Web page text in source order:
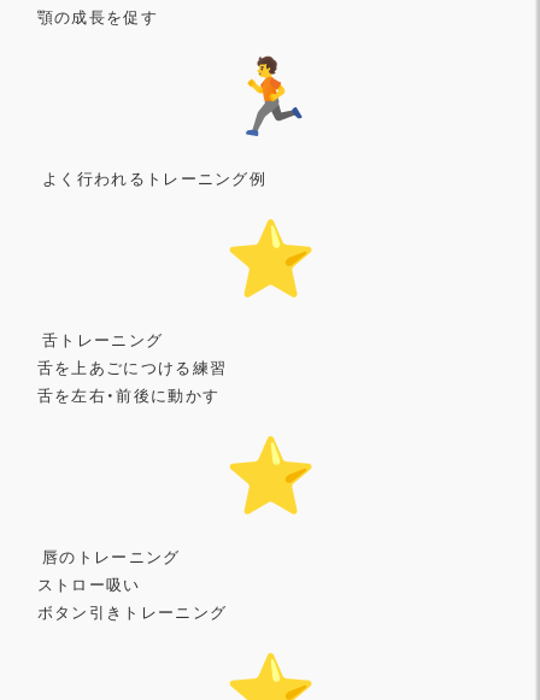
顎の成長を促す
よく行われるトレーニング例
舌トレーニング
舌を上あごにつける練習
舌を左右・前後に動かす
唇のトレーニング
ストロー吸い
ボタン引きトレーニング